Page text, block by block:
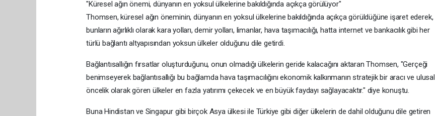
"Küresel ağın önemi, dünyanın en yoksul ülkelerine bakıldığında açıkça görülüyor"
Thomsen, küresel ağın öneminin, dünyanın en yoksul ülkelerine bakıldığında açıkça görüldüğüne işaret ederek,
bunların ağırlıklı olarak kara yolları, demir yolları, limanlar, hava taşımacılığı, hatta internet ve bankacılık gibi her
türlü bağlantı altyapısından yoksun ülkeler olduğunu dile getirdi.
Bağlantısallığın fırsatlar oluşturduğunu, onun olmadığı ülkelerin geride kalacağını aktaran Thomsen, "Gerçeği
benimseyerek bağlantısallığı bu bağlamda hava taşımacılığını ekonomik kalkınmanın stratejik bir aracı ve ulusal
öncelik olarak gören ülkeler en fazla yatırımı çekecek ve en büyük faydayı sağlayacaktır." diye konuştu.
Buna Hindistan ve Singapur gibi birçok Asya ülkesi ile Türkiye gibi diğer ülkelerin de dahil olduğunu dile getiren